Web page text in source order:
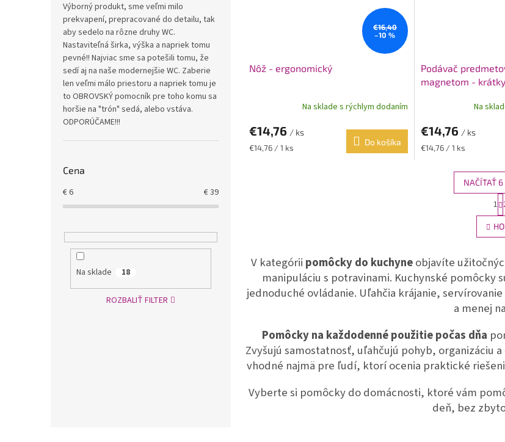
Výborný produkt, sme veľmi milo
prekvapení, prepracované do detailu, tak
aby sedelo na rôzne druhy WC.
Nastaviteľná širka, výška a napriek tomu
pevné!! Najviac sme sa potešili tomu, že
sedí aj na naše modernejšie WC. Zaberie
len veľmi málo priestoru a napriek tomu je
to OBROVSKÝ pomocník pre toho komu sa
horšie na "trón" sedá, alebo vstáva.
ODPORÚČAME!!!
Cena
€6 €39
Na sklade 18
ROZBALIŤ FILTER
€16,40
–10 %
Nôž - ergonomický
Na sklade s rýchlym dodaním
€14,76 / ks
Jednotková
€14,76 / 1 ks
Do košíka
Podávač
magnetom - krátky
Na
€14,76 / ks
Jednotková
€14,76 / 1 ks
v
l
a
c
i
p
v
k
y
v
p
i
NAČÍTAŤ
t
r
á
n
o
a
n
e
1
V kategórii pomôcky do kuchyneobjavíte
manipuláciu s potravinami. Kuchynské pomôcky
jednoduché ovládanie. Uľahčia krájanie,
a menej
Pomôcky na každodenné použitie počas dňa
Zvyšujú samostatnosť, uľahčujú pohyb, organizáciu
vhodné najmä pre ľudí, ktorí ocenia praktické
Vyberte si pomôcky do domácnosti, ktoré vám
deň, bez